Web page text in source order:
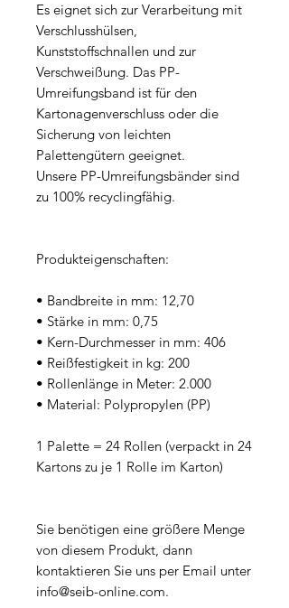
Es eignet sich zur Verarbeitung mit
Verschlusshülsen,
Kunststoffschnallen und zur
Verschweißung. Das PP-
Umreifungsband ist für den
Kartonagenverschluss oder die
Sicherung von leichten
Palettengütern geeignet.
Unsere PP-Umreifungsbänder sind
zu 100% recyclingfähig.
Produkteigenschaften:
• Bandbreite in mm: 12,70
• Stärke in mm: 0,75
• Kern-Durchmesser in mm: 406
• Reißfestigkeit in kg: 200
• Rollenlänge in Meter: 2.000
• Material: Polypropylen (PP)
1 Palette = 24 Rollen (verpackt in 24
Kartons zu je 1 Rolle im Karton)
Sie benötigen eine größere Menge
von diesem Produkt, dann
kontaktieren Sie uns per Email unter
info@seib-online.com.